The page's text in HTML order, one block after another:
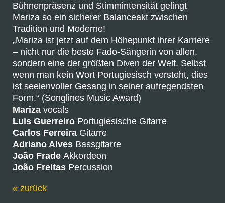
Bühnenpräsenz und Stimmintensität gelingt
Mariza so ein sicherer Balanceakt zwischen
Tradition und Moderne!
„Mariza ist jetzt auf dem Höhepunkt ihrer Karriere
– nicht nur die beste Fado-Sängerin von allen,
sondern eine der größten Diven der Welt. Selbst
wenn man kein Wort Portugiesisch versteht, dies
ist seelenvoller Gesang in seiner aufregendsten
Form.“ (Songlines Music Award)
Mariza vocals
Luis Guerreiro Portugiesische Gitarre
Carlos Ferreira Gitarre
Adriano Alves Bassgitarre
João Frade Akkordeon
João Freitas Percussion
« zurück